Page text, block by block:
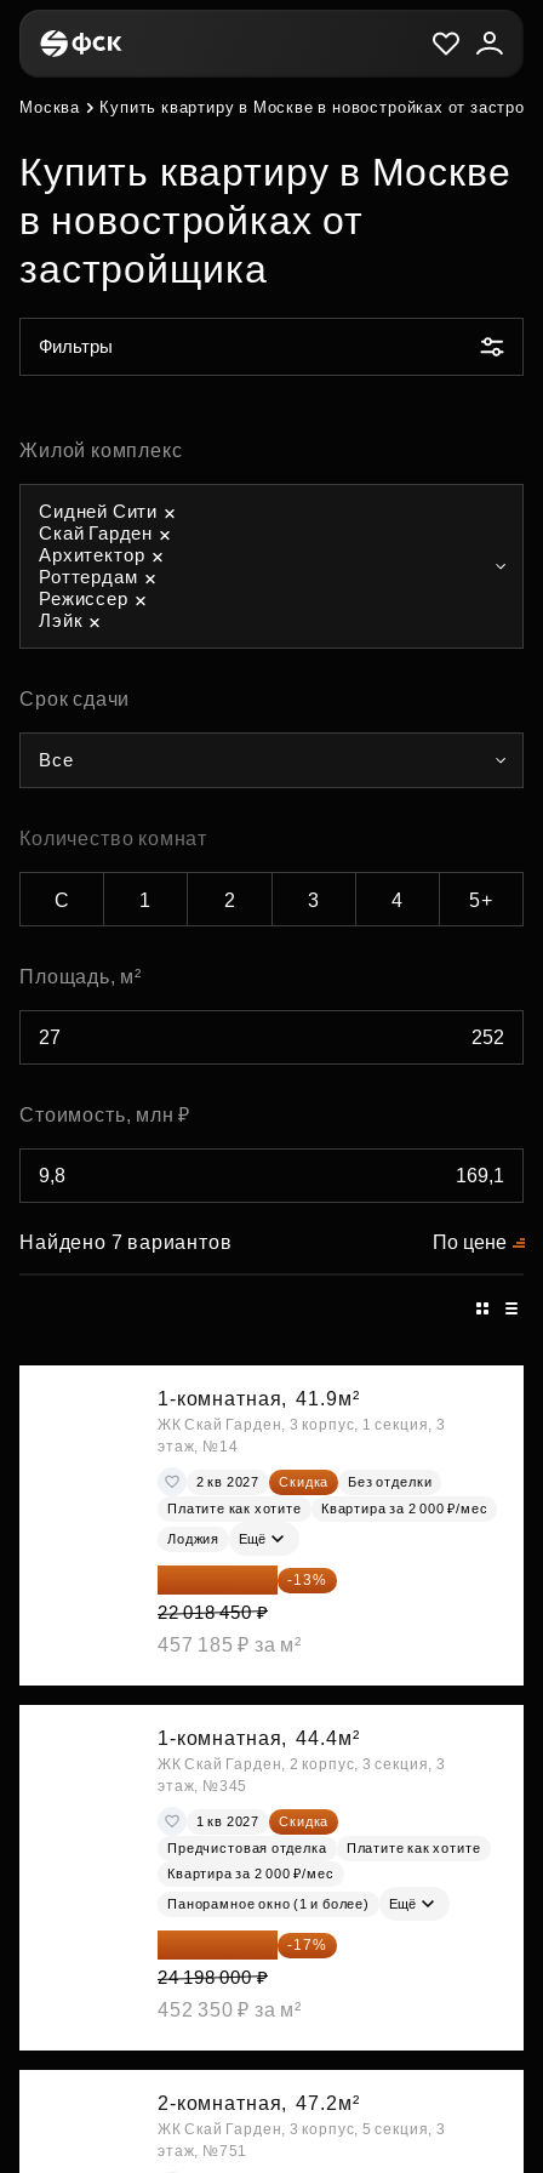
Москва Купить квартиру в Москве в новостройках от
Купить квартиру в Москве
в новостройках от
застройщика
Фильтры
Жилой комплекс
Сидней Сити
Скай Гарден
Архитектор
Роттердам
Режиссер
Лэйк
Срок сдачи
Все
Количество комнат
С 1 2 3 4 5+
Площадь, м²
Стоимость, млн ₽
Найдено 7 вариантов По цене
1-комнатная, 41.9м²
ЖК Скай Гарден, 3 корпус, 1 секция, 3
этаж, №14
2 кв 2027 Скидка
Без отделки
Платите как хотите
Квартира за 2 000 ₽/мес
Лоджия Ещё
19 156 052 ₽ -13%
22 018 450 ₽
457 185 ₽ за м²
1-комнатная, 44.4м²
ЖК Скай Гарден, 2 корпус, 3 секция, 3
этаж, №345
1 кв 2027
Скидка
Предчистовая отделка
Платите как хотите
Квартира за 2 000 ₽/мес
Панорамное окно (1 и более) Ещё
20 084 340 ₽ -17%
24 198 000 ₽
452 350 ₽ за м²
2-комнатная, 47.2м²
ЖК Скай Гарден, 3 корпус, 5 секция, 3
этаж, №751